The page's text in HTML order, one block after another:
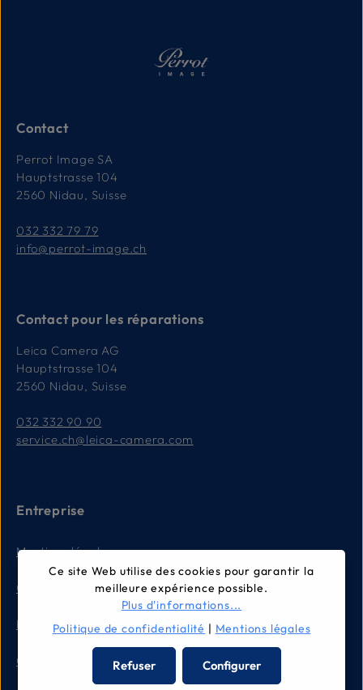
Contact
Perrot Image SA
Hauptstrasse 104
2560 Nidau, Suisse
032 332 79 79
info@perrot-image.ch
Contact pour les réparations
Leica Camera AG
Hauptstrasse 104
2560 Nidau, Suisse
032 332 90 90
service.ch@leica-camera.com
Entreprise
Mentions légales
Conditions générales
Politique de confidentialité
Contact
Ce site Web utilise des cookies pour garantir la
meilleure expérience possible.
Plus d'informations...
Politique de confidentialité | Mentions légales
Refuser Configurer